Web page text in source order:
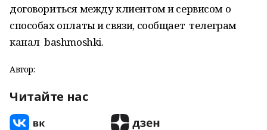
договориться между клиентом и сервисом о
способах оплаты и связи, сообщает телеграм
канал bashmoshki.
Автор:
Читайте нас